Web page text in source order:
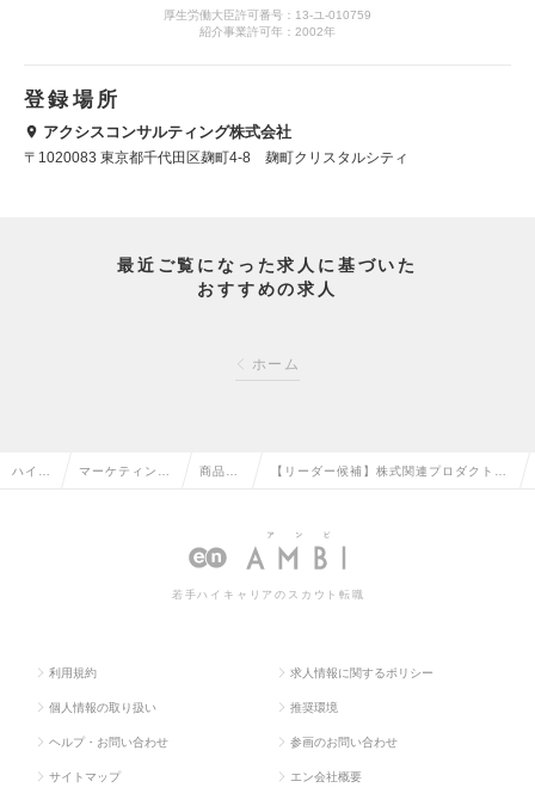
厚生労働大臣許可番号：13-ユ-010759
紹介事業許可年：2002年
登録場所
アクシスコンサルティング株式会社
〒1020083 東京都千代田区麹町4-8 麹町クリスタルシティ
最近ご覧になった求人に基づいた
おすすめの求人
ホーム
ハイク マーケティン 商品企
発の転
【リーダー候補】株式関連プロダクトプ
進・マーケティング業務）の求人情報
若手ハイキャリアのスカウト転職
利用規約 求人情報に関するポリシー
個人情報の取り扱い 推奨環境
ヘルプ・お問い合わせ 参画のお問い合わせ
サイトマップ エン会社概要